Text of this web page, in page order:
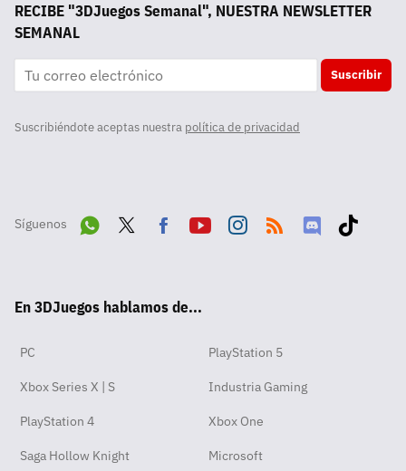
RECIBE "3DJuegos Semanal", NUESTRA NEWSLETTER
SEMANAL
Suscribir
Suscribiéndote aceptas nuestra política de privacidad
Síguenos
pp
ok
En 3DJuegos hablamos de...
PC PlayStation 5
Xbox Series X | S Industria Gaming
PlayStation 4 Xbox One
Saga Hollow Knight Microsoft